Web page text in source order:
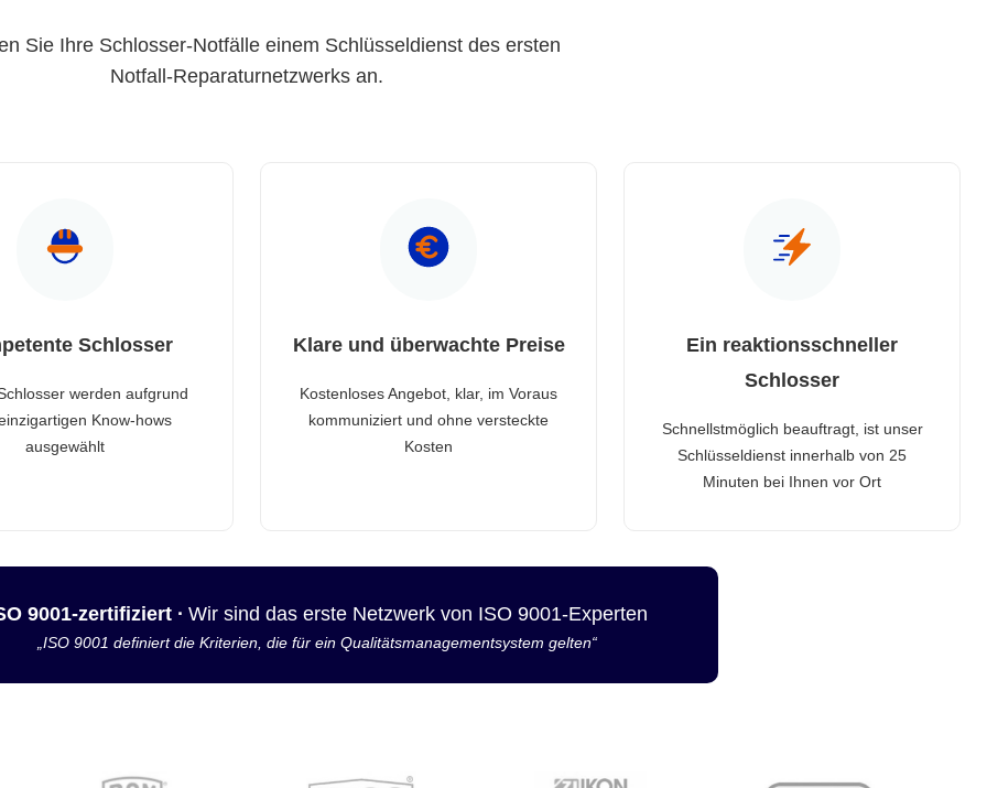
Sie Ihre Schlosser-Notfälle einem Schlüsseldienst des ersten
Notfall-Reparaturnetzwerks an.
Schlosser
werden aufgrund
Know-hows
ausgewählt
Klare und überwachte Preise
Kostenloses Angebot, klar, im Voraus
kommuniziert und ohne versteckte
Kosten
Ein reaktionsschneller
Schlosser
Schnellstmöglich beauftragt, ist unser
Schlüsseldienst innerhalb von 25
Minuten bei Ihnen vor Ort
9001-zertifiziert · Wir sind das erste Netzwerk von ISO 9001-Experten
„ISO 9001 definiert die Kriterien, die für ein Qualitätsmanagementsystem gelten“